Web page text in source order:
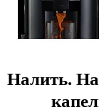
Налить.